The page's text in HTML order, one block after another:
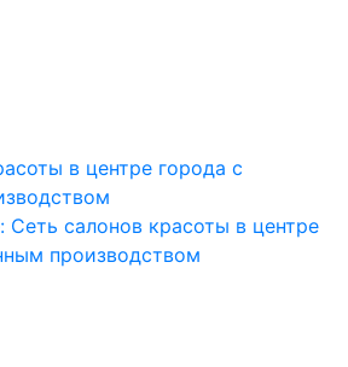
Сеть салонов красоты в центре
производством